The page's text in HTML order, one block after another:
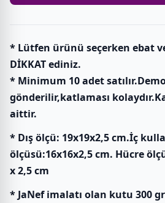
* Lütfen ürünü seçerken ebat
DİKKAT ediniz.
* Minimum 10 adet
gönderilir,katlaması
aittir.
* Dış ölçü: 19x19x2,5 cm.İç
ölçüsü:16x16x2,5 cm. Hücre
x 2,5 cm
* JaNef imalatı olan kutu 300